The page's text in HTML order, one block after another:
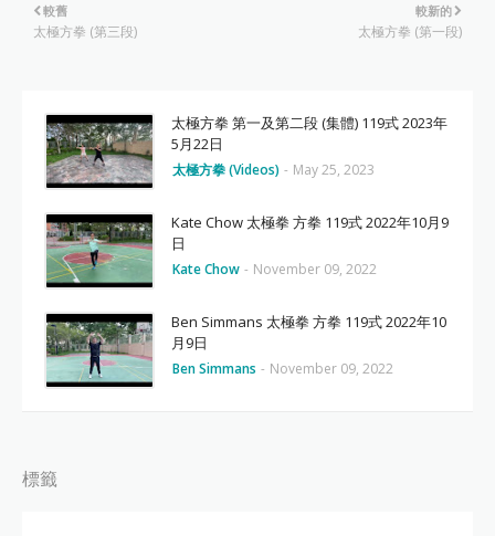
較新的
太極方拳 (第一段)
較舊
太極方拳 (第三段)
太極方拳 第一及第二段 (集體) 119式 2023年
5月22日
太極方拳 (Videos) - May 25, 2023
Kate Chow 太極拳 方拳 119式 2022年10月9
日
Kate Chow - November 09, 2022
Ben Simmans 太極拳 方拳 119式 2022年10
月9日
Ben Simmans - November 09, 2022
標籤